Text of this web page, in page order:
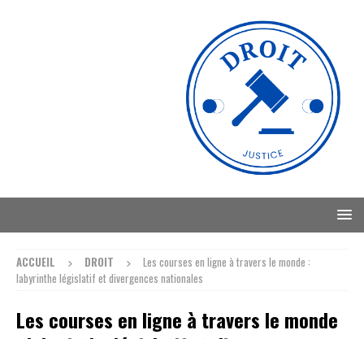
ACCUEIL DROIT
Les courses en ligne à travers le monde :
labyrinthe législatif et divergences nationales
Les courses en ligne à travers le monde